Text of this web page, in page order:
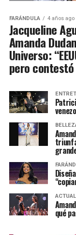
FARÁNDULA 4 años ago
Jacqueline
Amanda
Universo:
pero contestó
qué